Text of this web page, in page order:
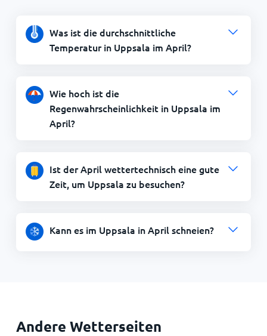
Was ist die durchschnittliche
Temperatur in Uppsala im April?
Wie hoch ist die
Regenwahrscheinlichkeit in Uppsala im
April?
Ist der April wettertechnisch eine gute
Zeit, um Uppsala zu besuchen?
Kann es im Uppsala in April schneien?
Andere Wetterseiten